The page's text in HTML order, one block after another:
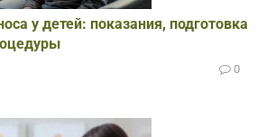
у детей: показания, подготовка
0